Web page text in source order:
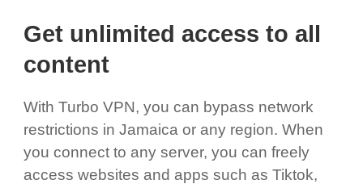
Get unlimited access to all
content
With Turbo VPN, you can bypass network
restrictions in Jamaica or any region. When
you connect to any server, you can freely
access websites and apps such as Tiktok,